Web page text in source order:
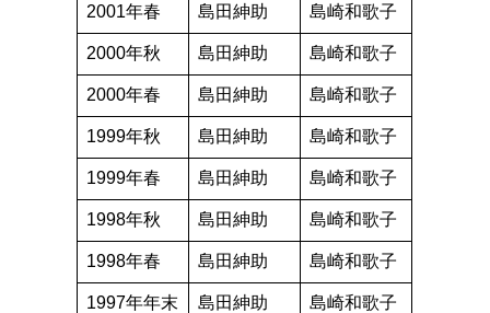
2001年春 島田紳助 島崎和歌子
2000年秋 島田紳助 島崎和歌子
2000年春 島田紳助 島崎和歌子
1999年秋 島田紳助 島崎和歌子
1999年春 島田紳助 島崎和歌子
1998年秋 島田紳助 島崎和歌子
1998年春 島田紳助 島崎和歌子
1997年年末 島田紳助 島崎和歌子